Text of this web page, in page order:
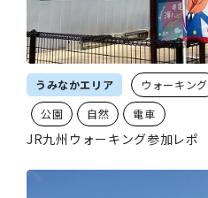
うみなかエリア ウォーキング
公園
自然 電車
JR九州ウォーキング参加レポ